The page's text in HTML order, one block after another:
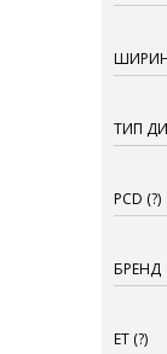
ТИП
PCD (?)
БРЕНД
ET (?)